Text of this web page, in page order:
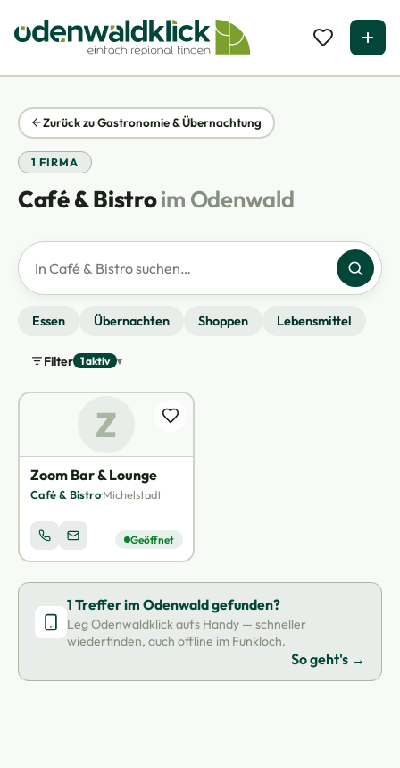
Zurück zu Gastronomie & Übernachtung
1 FIRMA
Café & Bistroim Odenwald
Firmen suchen
Essen Übernachten Shoppen Lebensmittel
Filter 1 aktiv ▾
Z
Zoom Bar & Lounge
Café & Bistro·Michelstadt
Geöffnet
1 Treffer im Odenwald gefunden?
Leg Odenwaldklick aufs Handy — schneller
wiederfinden, auch offline im Funkloch.
So geht's →